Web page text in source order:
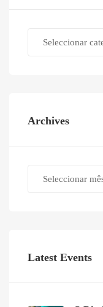
Archives
Latest Events